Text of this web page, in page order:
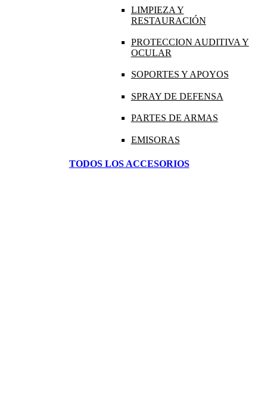
LIMPIEZA Y
RESTAURACIÓN
PROTECCION AUDITIVA Y
OCULAR
SOPORTES Y APOYOS
SPRAY DE DEFENSA
PARTES DE ARMAS
EMISORAS
TODOS LOS ACCESORIOS